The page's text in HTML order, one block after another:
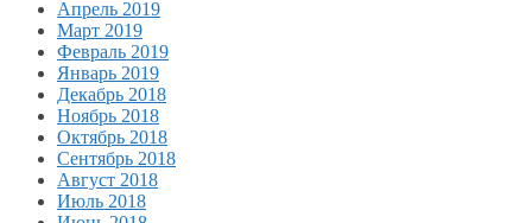
Апрель 2019
Март 2019
Февраль 2019
Январь 2019
Декабрь 2018
Ноябрь 2018
Октябрь 2018
Сентябрь 2018
Август 2018
Июль 2018